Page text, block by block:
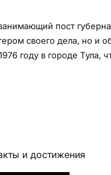
пост
своего дела, но и
году в городе Тула,